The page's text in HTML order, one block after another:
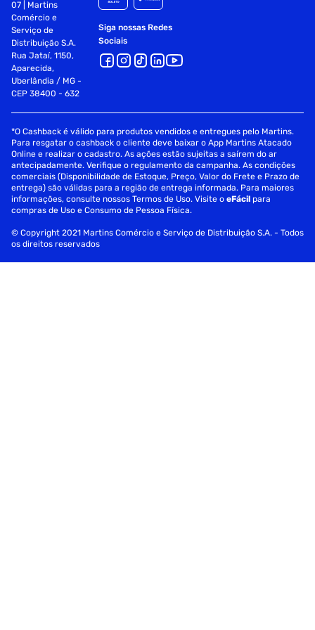
07 | Martins
Comércio e
Serviço de
Distribuição S.A.
Rua Jataí, 1150,
Aparecida,
Uberlândia / MG -
CEP 38400 - 632
Siga nossas Redes
Sociais
*O Cashback é válido para produtos vendidos e entregues pelo Martins.
Para resgatar o cashback o cliente deve baixar o App Martins Atacado
Online e realizar o cadastro. As ações estão sujeitas a saírem do ar
antecipadamente. Verifique o regulamento da campanha. As condições
comerciais (Disponibilidade de Estoque, Preço, Valor do Frete e Prazo de
entrega) são válidas para a região de entrega informada. Para maiores
informações, consulte nossos Termos de Uso. Visite oeFácil para
compras de Uso e Consumo de Pessoa Física.
© Copyright 2021 Martins Comércio e Serviço de Distribuição S.A. - Todos
os direitos reservados